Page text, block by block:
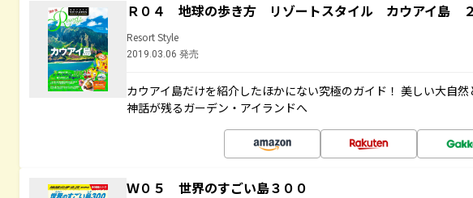
Ｒ０４ 地球の歩き方 リゾートスタイル カウアイ島 ２
Resort Style
2019.03.06 発売
カウアイ島だけを紹介したほかにない究極のガイド！ 美しい大自
神話が残るガーデン・アイランドへ
Ｗ０５ 世界のすごい島３００